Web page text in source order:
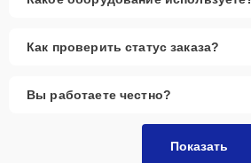
Как проверить статус заказа?
Вы работаете честно?
Показать